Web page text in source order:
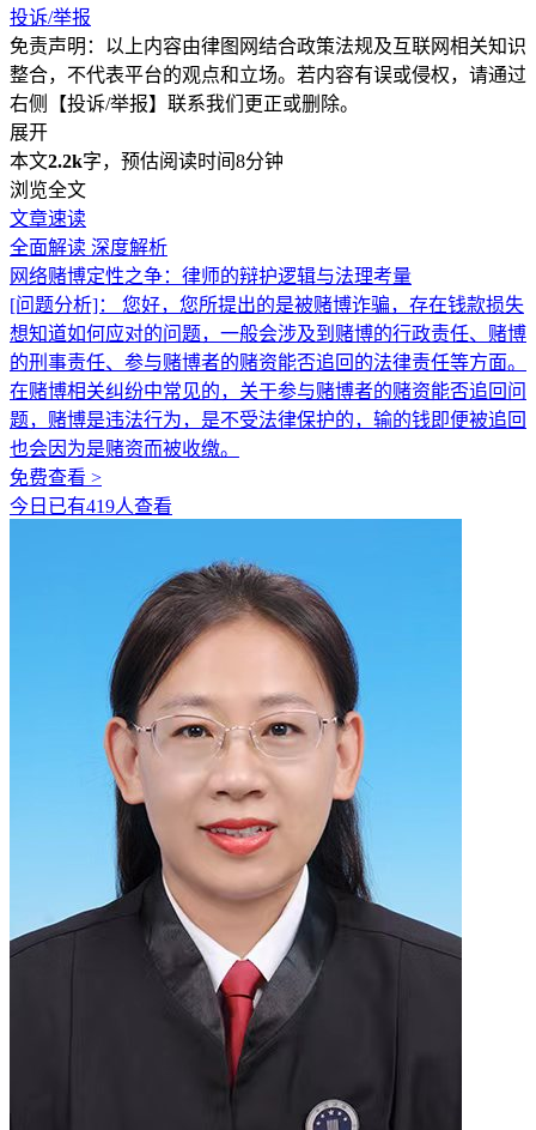
投诉/举报
免责声明：以上内容由律图网结合政策法规及互联网相关知识
整合，不代表平台的观点和立场。若内容有误或侵权，请通过
右侧【投诉/举报】联系我们更正或删除。
展开
本文2.2k字，预估阅读时间8分钟
浏览全文
文章速读
全面解读 深度解析
网络赌博定性之争：律师的辩护逻辑与法理考量
[问题分析]：
您好，您所提出的是被赌博诈骗，存在钱款损失
想知道如何应对的问题，一般会涉及到赌博的行政责任、赌博
的刑事责任、参与赌博者的赌资能否追回的法律责任等方面。
在赌博相关纠纷中常见的，关于参与赌博者的赌资能否追回问
题，赌博是违法行为，是不受法律保护的，输的钱即便被追回
也会因为是赌资而被收缴。
免费查看 >
今日已有419人查看